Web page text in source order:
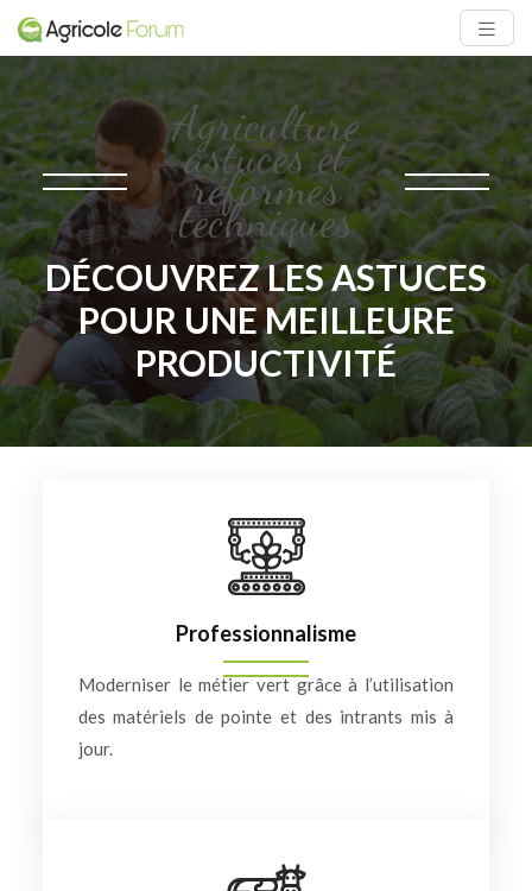
Agriculture
astuces et
réformes
techniques
DÉCOUVREZ LES ASTUCES
POUR UNE MEILLEURE
PRODUCTIVITÉ
Professionnalisme
Moderniser le métier vert grâce à l’utilisation
des matériels de pointe et des intrants mis à
jour.